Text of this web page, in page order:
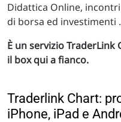
Didattica Online,
di borsa ed investimenti .
È un servizio TraderLink
il box qui a fianco.
Traderlink Chart:
iPhone, iPad e